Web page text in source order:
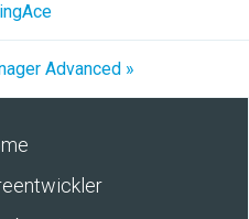
Advanced »